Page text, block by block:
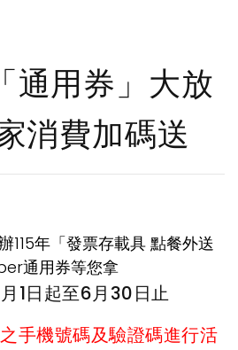
通用券」大放
消費加碼送
115年「發票存載具 點餐外送
通用券等您拿
1日起至6月30日止
手機號碼及驗證碼進行活